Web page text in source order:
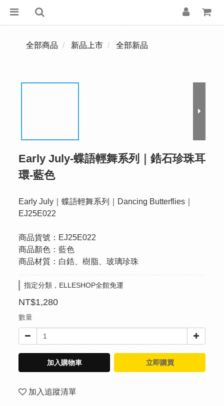
全部商品 新品上市 全部新品
Early July-蝶語輕舞系列｜鋯石珍珠耳
環-藍色
Early July｜蝶語輕舞系列｜Dancing Butterflies｜
EJ25E022
商品貨號：EJ25E022
商品顏色：藍色
商品材質：白鋯、樹脂、玻璃珍珠
指定分類，ELLESHOP全館免運
NT$1,280
數量
加入購物車 立即購買
加入追蹤清單